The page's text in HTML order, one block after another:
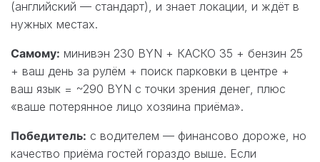
(английский — стандарт), и знает локации, и ждёт в
нужных местах.
Самому: минивэн 230 BYN + КАСКО 35 + бензин 25
+ ваш день за рулём + поиск парковки в центре +
ваш язык = ~290 BYN с точки зрения денег, плюс
«ваше потерянное лицо хозяина приёма».
Победитель: с водителем — финансово дороже, но
качество приёма гостей гораздо выше. Если